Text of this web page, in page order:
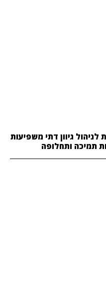
גיוון דתי משפיעות
תמיכה ותחלופה